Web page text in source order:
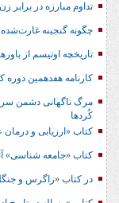
تداوم مبارزه در
چگونه گنجینه غارت‌شده
تاریخچه اوتیسم از
کارنامه هفدهمین
مرگ ناگهانی دشمن
کُردها
کتاب «ارزیابی و درمان
کتاب «جامعه شناسی»
در کتاب «زاگرس و